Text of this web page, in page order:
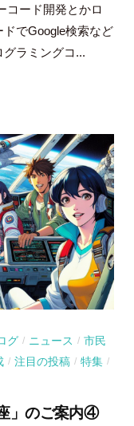
コード開発とかロ
でGoogle検索など
ラミングコ...
グ / ニュース / 市民
/ 注目の投稿 / 特集 /
」のご案内④